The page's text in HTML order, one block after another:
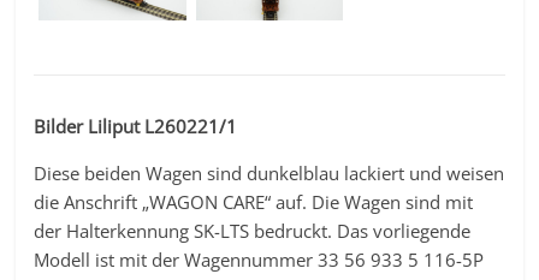
Bilder Liliput L260221/1
Diese beiden Wagen sind dunkelblau lackiert und weisen
die Anschrift „WAGON CARE“ auf. Die Wagen sind mit
der Halterkennung SK-LTS bedruckt. Das vorliegende
Modell ist mit der Wagennummer 33 56 933 5 116-5P